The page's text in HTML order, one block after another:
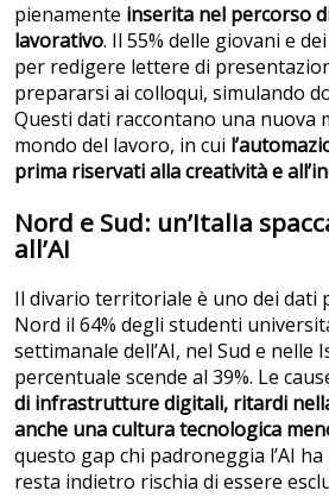
pienamente inserita nel percorso
lavorativo. Il 55% delle giovani e
per redigere lettere di
prepararsi ai colloqui, simulando
Questi dati raccontano una nuova
mondo del lavoro, in cui
prima riservati alla creatività e
Nord e Sud: un’Italia
all’AI
Il divario territoriale è uno dei dati
Nord il 64% degli studenti
settimanale dell’AI, nel Sud e nelle
percentuale scende al 39%. Le
di infrastrutture digitali, ritardi
anche una cultura tecnologica
questo gap chi padroneggia l’AI
resta indietro rischia di essere